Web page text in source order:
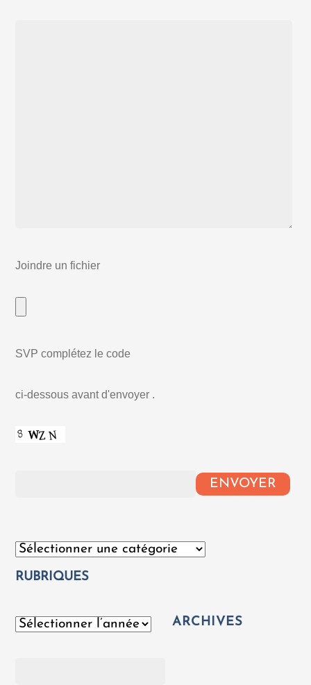
Joindre un fichier
SVP complétez le code
ci-dessous avant d'envoyer .
Catégories
RUBRIQUES
Archives ARCHIVES